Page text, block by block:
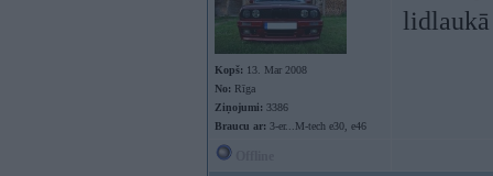
Kopš: 13. Mar 2008
No: Rīga
Ziņojumi: 3386
Braucu ar: 3-er...M-tech e30, e46